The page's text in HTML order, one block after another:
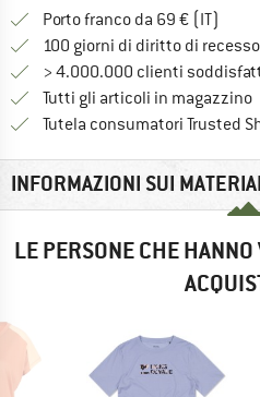
Porto franco da 69 € (IT)
100 giorni di diritto di recesso
> 4.000.000 clienti
Tutti gli articoli in magazzino
Tutela consumatori Trusted
INFORMAZIONI SUI
LE PERSONE CHE